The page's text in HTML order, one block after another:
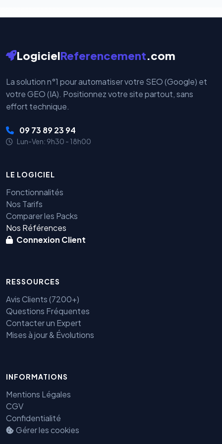
LogicielReferencement.com
La solution n°1 pour automatiser votre SEO (Google) et
votre GEO (IA). Positionnez votre site partout, sans
effort technique.
09 73 89 23 94
Lun-Ven: 9h30 - 18h00
LE LOGICIEL
Fonctionnalités
Nos Tarifs
Comparer les Packs
Nos Références
Connexion Client
RESSOURCES
Avis Clients (7200+)
Questions Fréquentes
Contacter un Expert
Mises à jour & Évolutions
INFORMATIONS
Mentions Légales
CGV
Confidentialité
Gérer les cookies